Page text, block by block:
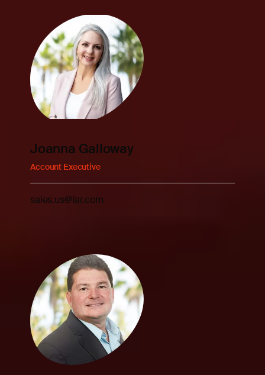
Joanna Galloway
Account Executive
sales.us@iar.com